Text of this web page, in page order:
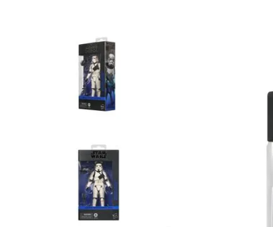
Creatividad y Arte
Figuras de Acción
Gadgets y Electrónicos
Lanzadores
Muñecas
Construcción